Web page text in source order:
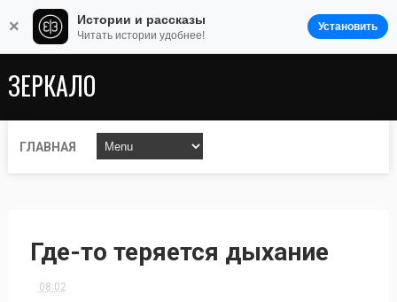
ЗЕРКАЛО
ГЛАВНАЯ
Где-то теряется дыхание
08:02
× Истории и рассказы
Читать истории удобнее!
Установить